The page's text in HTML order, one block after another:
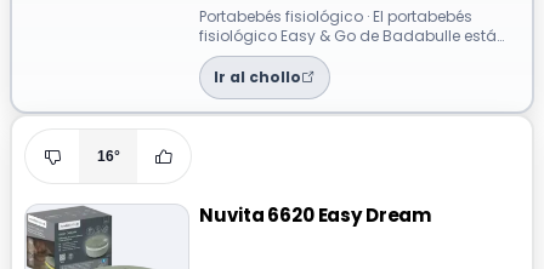
Portabebés fisiológico · El portabebés
fisiológico Easy & Go de Badabulle está
diseñado para ofrecer comodidad y
segu...
Ir al chollo
16°
Nuvita 6620 Easy Dream